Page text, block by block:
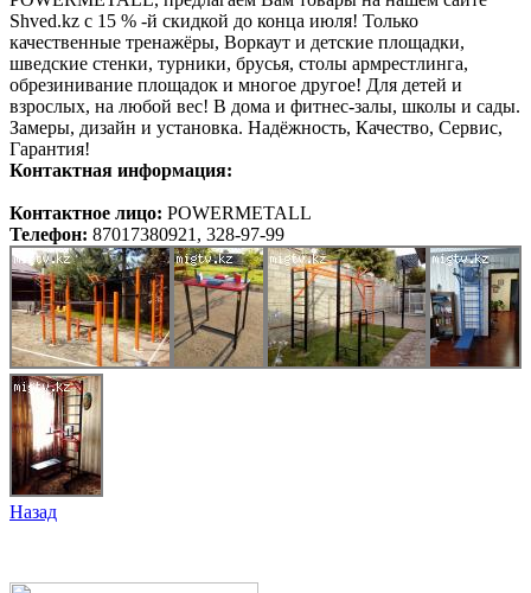
Shved.kz c 15 % -й скидкой до конца июля! Только
качественные тренажёры, Воркаут и детские площадки,
шведские стенки, турники, брусья, столы армрестлинга,
обрезинивание площадок и многое другое! Для детей и
взрослых, на любой вес! В дома и фитнес-залы, школы и сады.
Замеры, дизайн и установка. Надёжность, Качество, Сервис,
Гарантия!
Контактная информация:
Контактное лицо: POWERMETALL
Телефон: 87017380921, 328-97-99
Назад